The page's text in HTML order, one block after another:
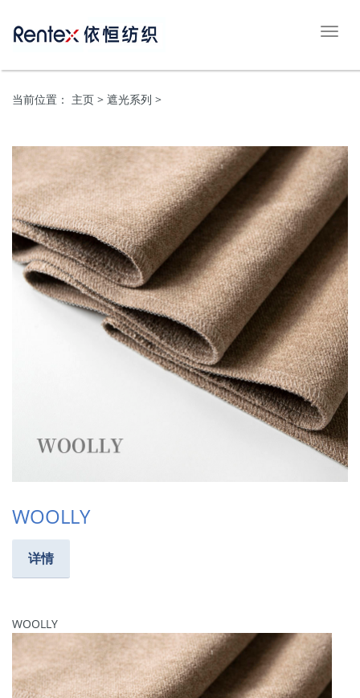
切
导
当前位置： 主页 > 遮光系列 >
WOOLLY
详情
WOOLLY